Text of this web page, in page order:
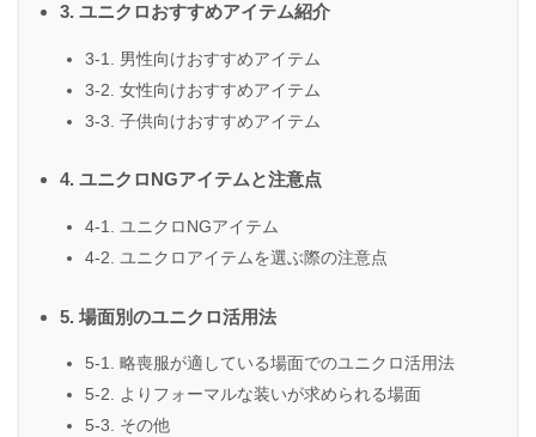
3. ユニクロおすすめアイテム紹介
3-1. 男性向けおすすめアイテム
3-2. 女性向けおすすめアイテム
3-3. 子供向けおすすめアイテム
4. ユニクロNGアイテムと注意点
4-1. ユニクロNGアイテム
4-2. ユニクロアイテムを選ぶ際の注意点
5. 場面別のユニクロ活用法
5-1. 略喪服が適している場面でのユニクロ活用法
5-2. よりフォーマルな装いが求められる場面
5-3. その他